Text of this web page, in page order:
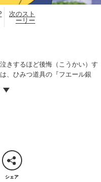
次のスト
ーリー
きするほど後悔（こうかい）す
、ひみつ道具の『フエール銀
金をあずければ、1時間ごとに
あずければ1時間後には11円に
ッカリするが、1日経（た）て
らいになると聞き、大よろこ
ったの10円だと笑われてしま
から計算してみたらと言い残
きに行くのび太。
シェア